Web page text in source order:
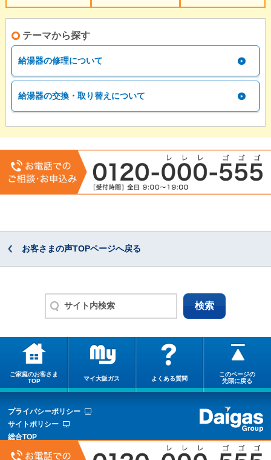
テーマから探す
給湯器の修理について
給湯器の交換・取り替えについて
お客さまの声TOPページへ戻る
ご家庭のお客さま
TOP
マイ大阪ガス よくある質問
このページの
先頭に戻る
プライバシーポリシー
サイトポリシー
総合TOP
サイトマップ